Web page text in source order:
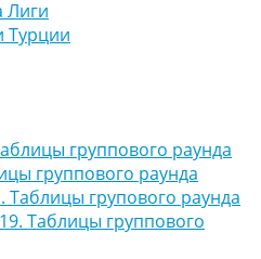
Лиги
Турции
группового раунда
группового раунда
групового раунда
Таблицы группового